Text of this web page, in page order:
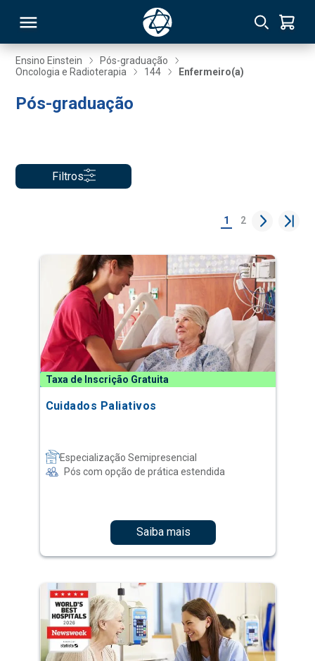
Ensino Einstein
Pós-graduação
Oncologia e Radioterapia
144 Enfermeiro(a)
Pós-graduação
Filtros
1 2
Taxa de Inscrição Gratuita
Cuidados Paliativos
Especialização Semipresencial
Pós com opção de prática estendida
Saiba mais